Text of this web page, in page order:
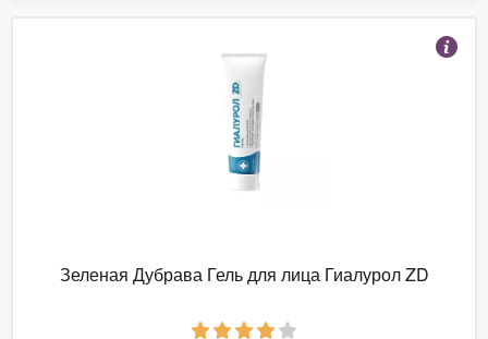
Зеленая Дубрава Гель для лица Гиалурол ZD